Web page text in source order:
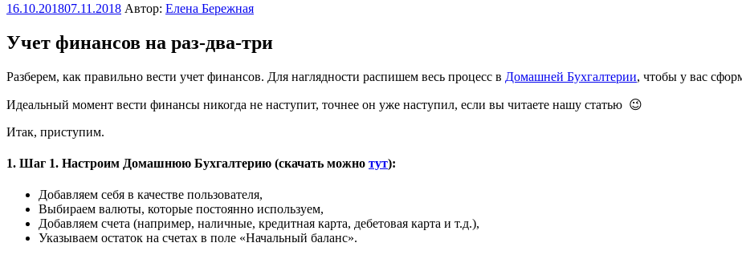
Опубликовано
16.10.201807.11.2018 Автор: Елена Бережная
Учет финансов на раз-два-три
Разберем, как правильно вести учет финансов. Для наглядности распишем весь процесс в Домашней Бухгалтерии, чтобы у вас
Идеальный момент вести финансы никогда не наступит, точнее он уже наступил, если вы читаете нашу статью 😉
Итак, приступим.
1. Шаг 1. Настроим Домашнюю Бухгалтерию (скачать можно тут):
Добавляем себя в качестве пользователя,
Выбираем валюты, которые постоянно используем,
Добавляем счета (например, наличные, кредитная карта, дебетовая карта и т.д.),
Указываем остаток на счетах в поле «Начальный баланс».